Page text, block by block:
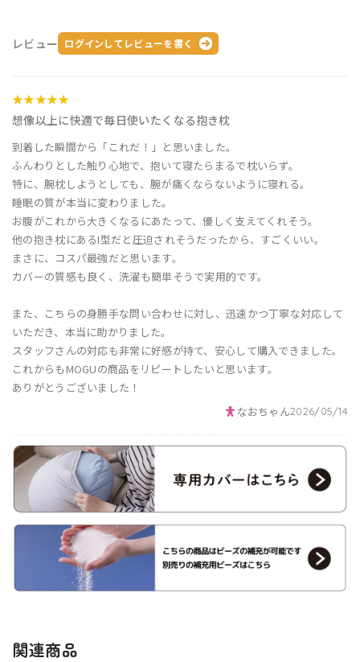
レビュー ログインしてレビューを書く
想像以上に快適で毎日使いたくなる抱き枕
★★★★★
到着した瞬間から「これだ！」と思いました。
ふんわりとした触り心地で、抱いて寝たらまるで枕いらず。
特に、腕枕しようとしても、腕が痛くならないように寝れる。
睡眠の質が本当に変わりました。
お腹がこれから大きくなるにあたって、優しく支えてくれそう。
他の抱き枕にあるI型だと圧迫されそうだったから、すごくいい。
まさに、コスパ最強だと思います。
カバーの質感も良く、洗濯も簡単そうで実用的です。
また、こちらの身勝手な問い合わせに対し、迅速かつ丁寧な対応して
いただき、本当に助かりました。
スタッフさんの対応も非常に好感が持て、安心して購入できました。
これからもMOGUの商品をリピートしたいと思います。
ありがとうございました！
なおちゃん2026/05/14
関連商品